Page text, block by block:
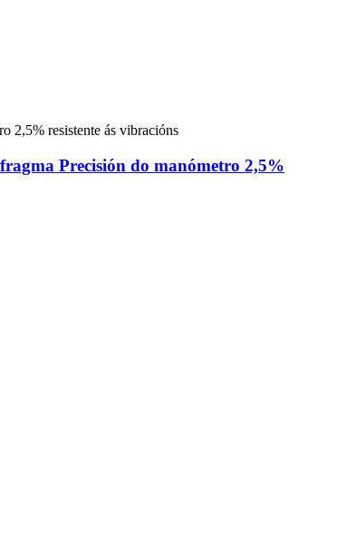
Precisión do manómetro 2,5%